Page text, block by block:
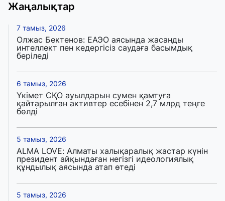
Жаңалықтар
7 тамыз, 2026
Олжас Бектенов: ЕАЭО аясында жасанды
интеллект пен кедергісіз саудаға басымдық
беріледі
6 тамыз, 2026
Үкімет СҚО ауылдарын сумен қамтуға
қайтарылған активтер есебінен 2,7 млрд теңге
бөлді
5 тамыз, 2026
ALMA LOVE: Алматы халықаралық жастар күнін
президент айқындаған негізгі идеологиялық
құндылық аясында атап өтеді
5 тамыз, 2026